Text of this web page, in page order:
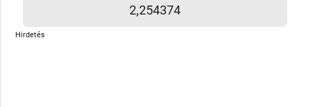
2,254374
Hirdetés